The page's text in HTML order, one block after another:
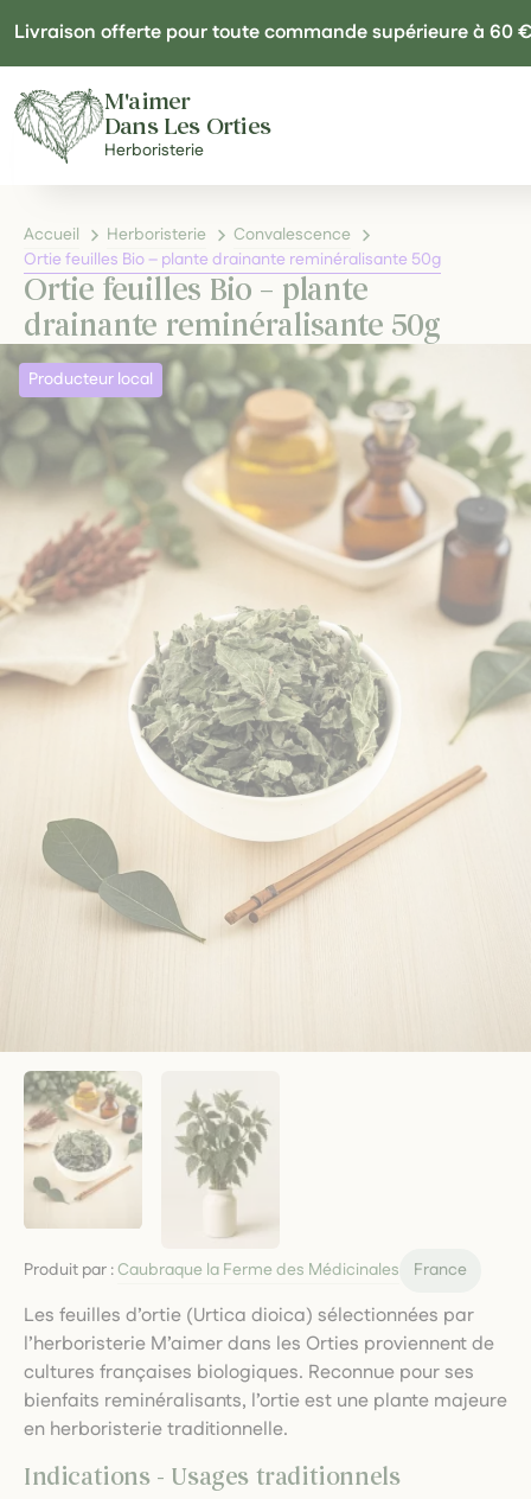
Livraison offerte pour toute commande supérieure à 60 €
M'aimer
Dans Les Orties
Herboristerie
Accueil Herboristerie
Convalescence
Ortie feuilles Bio – plante drainante reminéralisante 50g
Ortie feuilles Bio – plante
drainante reminéralisante 50g
Produit par :Caubraque la Ferme des Médicinales France
Les feuilles d’ortie (Urtica dioica) sélectionnées par
l’herboristerie M’aimer dans les Orties proviennent de
cultures françaises biologiques. Reconnue pour ses
bienfaits reminéralisants, l’ortie est une plante majeure
en herboristerie traditionnelle.
Indications - Usages traditionnels